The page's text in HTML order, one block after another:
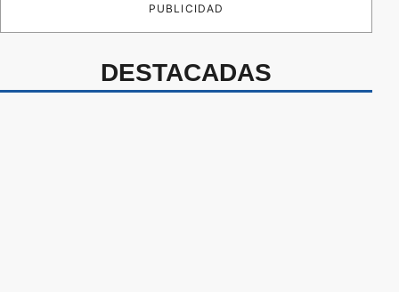
PUBLICIDAD
DESTACADAS